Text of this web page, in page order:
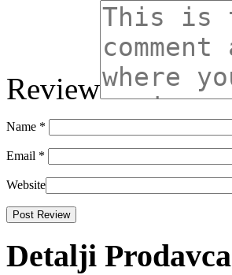
Review
Name *
Email *
Website
Detalji Prodavca